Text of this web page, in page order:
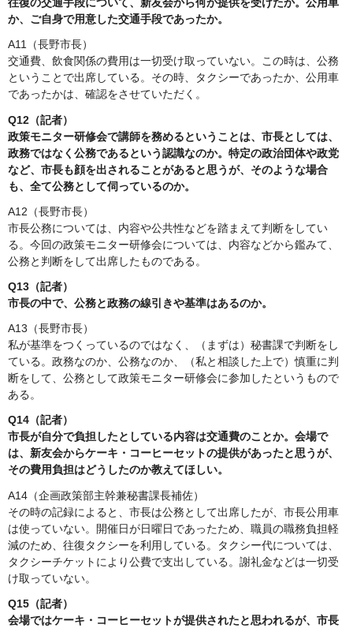
往復の交通手段について、新友会から何か提供を受けたか。公用車
か、ご自身で用意した交通手段であったか。
A11（長野市長）
交通費、飲食関係の費用は一切受け取っていない。この時は、公務
ということで出席している。その時、タクシーであったか、公用車
であったかは、確認をさせていただく。
Q12（記者）
政策モニター研修会で講師を務めるということは、市長としては、
政務ではなく公務であるという認識なのか。特定の政治団体や政党
など、市長も顔を出されることがあると思うが、そのような場合
も、全て公務として伺っているのか。
A12（長野市長）
市長公務については、内容や公共性などを踏まえて判断をしてい
る。今回の政策モニター研修会については、内容などから鑑みて、
公務と判断をして出席したものである。
Q13（記者）
市長の中で、公務と政務の線引きや基準はあるのか。
A13（長野市長）
私が基準をつくっているのではなく、（まずは）秘書課で判断をし
ている。政務なのか、公務なのか、（私と相談した上で）慎重に判
断をして、公務として政策モニター研修会に参加したというもので
ある。
Q14（記者）
市長が自分で負担したとしている内容は交通費のことか。会場で
は、新友会からケーキ・コーヒーセットの提供があったと思うが、
その費用負担はどうしたのか教えてほしい。
A14（企画政策部主幹兼秘書課長補佐）
その時の記録によると、市長は公務として出席したが、市長公用車
は使っていない。開催日が日曜日であったため、職員の職務負担軽
減のため、往復タクシーを利用している。タクシー代については、
タクシーチケットにより公費で支出している。謝礼金などは一切受
け取っていない。
Q15（記者）
会場ではケーキ・コーヒーセットが提供されたと思われるが、市長